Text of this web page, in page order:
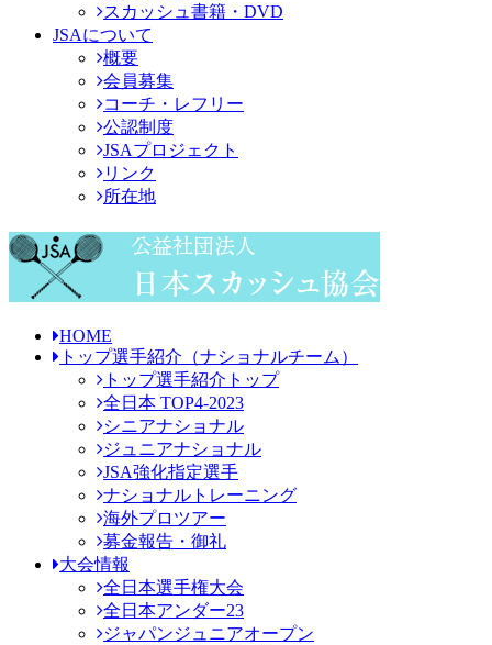
スカッシュ書籍・DVD
JSAについて
概要
会員募集
コーチ・レフリー
公認制度
JSAプロジェクト
リンク
所在地
HOME
トップ選手紹介 （ナショナルチーム）
トップ選手紹介トップ
全日本 TOP4-2023
シニアナショナル
ジュニアナショナル
JSA強化指定選手
ナショナルトレーニング
海外プロツアー
募金報告・御礼
大会情報
全日本選手権大会
全日本アンダー23
ジャパンジュニアオープン